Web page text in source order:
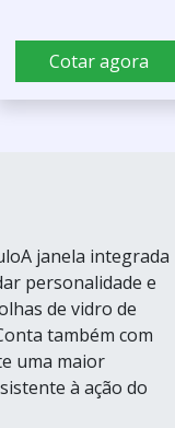
Cotar agora
janela integrada
personalidade e
de vidro de
também com
uma maior
à ação do